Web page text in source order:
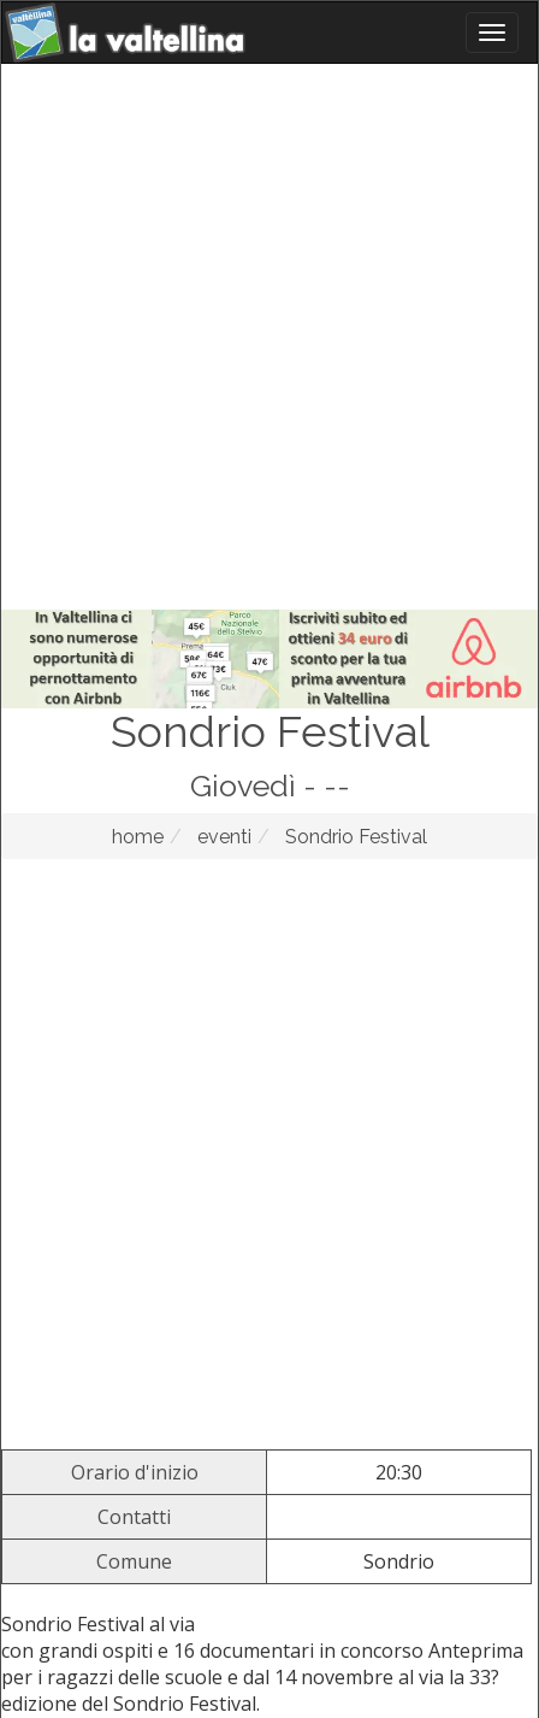
Sondrio Festival
Giovedì - --
home eventi Sondrio Festival
Orario d'inizio
20:30
Contatti
Comune
Sondrio
Sondrio Festival al via
con grandi ospiti e 16 documentari in concorso Anteprima
per i ragazzi delle scuole e dal 14 novembre al via la 33?
edizione del Sondrio Festival.